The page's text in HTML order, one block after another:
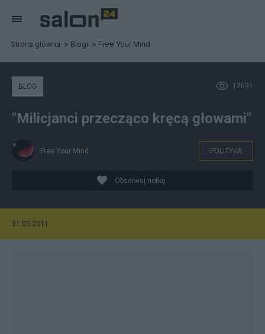
Strona główna Blogi Free Your Mind
12691
BLOG
"Milicjanci przecząco kręcą głowami"
Free Your Mind POLITYKA
Obserwuj notkę
31.05.2011